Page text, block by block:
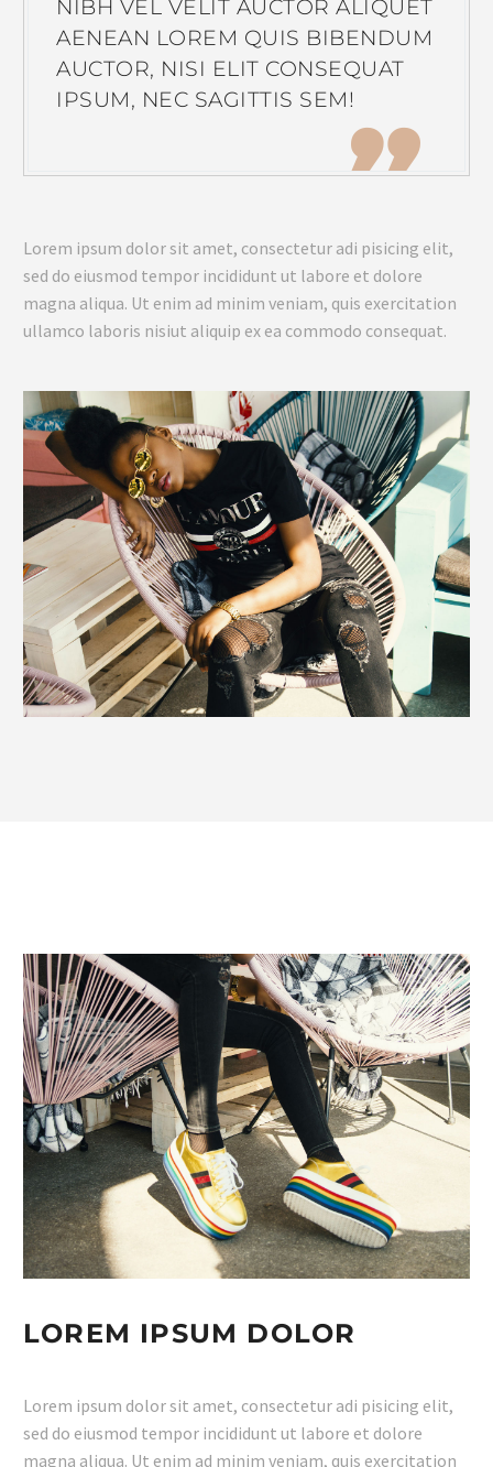
NIBH VEL VELIT AUCTOR ALIQUET
AENEAN LOREM QUIS BIBENDUM
AUCTOR, NISI ELIT CONSEQUAT
IPSUM, NEC SAGITTIS SEM!
Lorem ipsum dolor sit amet, consectetur adi pisicing elit,
sed do eiusmod tempor incididunt ut labore et dolore
magna aliqua. Ut enim ad minim veniam, quis exercitation
ullamco laboris nisiut aliquip ex ea commodo consequat.
LOREM IPSUM DOLOR
Lorem ipsum dolor sit amet, consectetur adi pisicing elit,
sed do eiusmod tempor incididunt ut labore et dolore
magna aliqua. Ut enim ad minim veniam, quis exercitation